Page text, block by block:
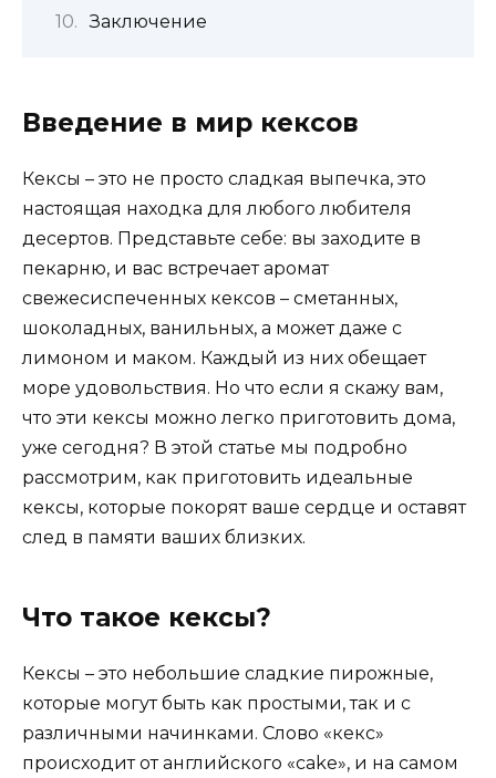
Заключение
Введение в мир кексов
Кексы – это не просто сладкая выпечка, это
настоящая находка для любого любителя
десертов. Представьте себе: вы заходите в
пекарню, и вас встречает аромат
свежесиспеченных кексов – сметанных,
шоколадных, ванильных, а может даже с
лимоном и маком. Каждый из них обещает
море удовольствия. Но что если я скажу вам,
что эти кексы можно легко приготовить дома,
уже сегодня? В этой статье мы подробно
рассмотрим, как приготовить идеальные
кексы, которые покорят ваше сердце и оставят
след в памяти ваших близких.
Что такое кексы?
Кексы – это небольшие сладкие пирожные,
которые могут быть как простыми, так и с
различными начинками. Слово «кекс»
происходит от английского «cake», и на самом